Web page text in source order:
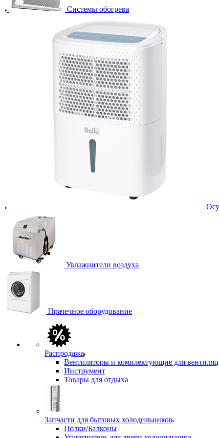
Системы обогрева
Увлажнители воздуха
Прачечное оборудование
Распродажа
Вентиляторы и комплектующие для
Инструмент
Товары для отдыха
Запчасти для бытовых холодильников
Полки/Балконы